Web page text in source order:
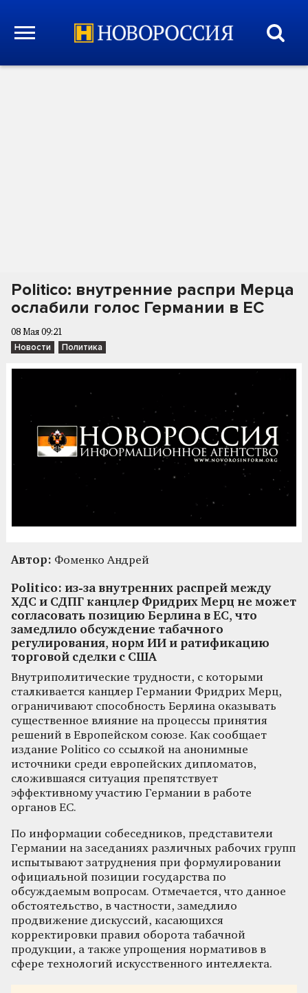
Politico: внутренние распри Мерца
ослабили голос Германии в ЕС
08 Мая 09:21
Новости Политика
Автор: Фоменко Андрей
Politico: из-за внутренних распрей между
ХДС и СДПГ канцлер Фридрих Мерц не может
согласовать позицию Берлина в ЕС, что
замедлило обсуждение табачного
регулирования, норм ИИ и ратификацию
торговой сделки с США
Внутриполитические трудности, с которыми
сталкивается канцлер Германии Фридрих Мерц,
ограничивают способность Берлина оказывать
существенное влияние на процессы принятия
решений в Европейском союзе. Как сообщает
издание Politico со ссылкой на анонимные
источники среди европейских дипломатов,
сложившаяся ситуация препятствует
эффективному участию Германии в работе
органов ЕС.
По информации собеседников, представители
Германии на заседаниях различных рабочих групп
испытывают затруднения при формулировании
официальной позиции государства по
обсуждаемым вопросам. Отмечается, что данное
обстоятельство, в частности, замедлило
продвижение дискуссий, касающихся
корректировки правил оборота табачной
продукции, а также упрощения нормативов в
сфере технологий искусственного интеллекта.